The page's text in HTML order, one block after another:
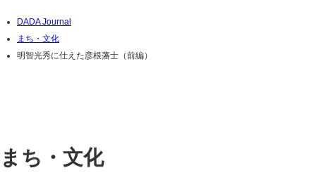
DADA Journal
まち・文化
明智光秀に仕えた彦根藩士（前編）
まち・文化